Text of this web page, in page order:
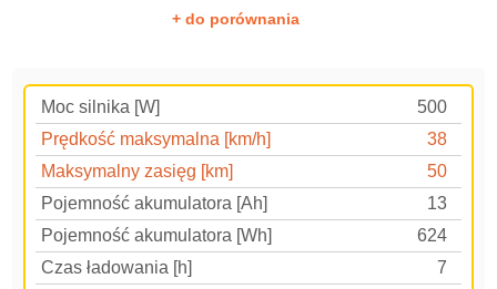
+ do porównania
Moc silnika [W]
500
Prędkość maksymalna [km/h]
38
Maksymalny zasięg [km]
50
Pojemność akumulatora [Ah]
13
Pojemność akumulatora [Wh]
624
Czas ładowania [h]
7